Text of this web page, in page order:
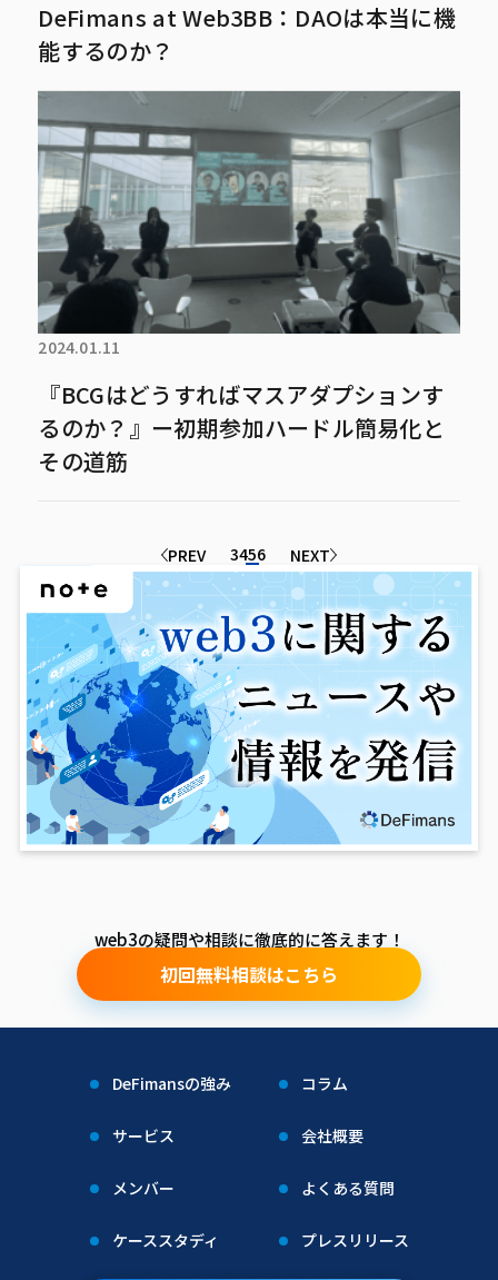
DeFimans at Web3BB：DAOは本当に機
能するのか？
2024.01.11
『BCGはどうすればマスアダプションす
るのか？』ー初期参加ハードル簡易化と
その道筋
PREV 3456 NEXT
web3の疑問や相談に徹底的に答えます！
初回無料相談はこちら
DeFimansの強み コラム
サービス 会社概要
メンバー よくある質問
ケーススタディ プレスリリース